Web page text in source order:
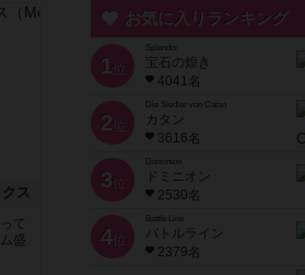
ス
て
盛
お気に入りランキング
1 位
宝石の煌き
4041名
2 位
Die Siedler von Catan
カタン
3616名
3 位
ドミニオン
2530名
4位
Battle Line
バトルライン
2379名